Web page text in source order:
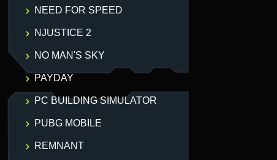
NEED FOR SPEED
NJUSTICE 2
NO MAN'S SKY
PAYDAY
PC BUILDING SIMULATOR
PUBG MOBILE
REMNANT